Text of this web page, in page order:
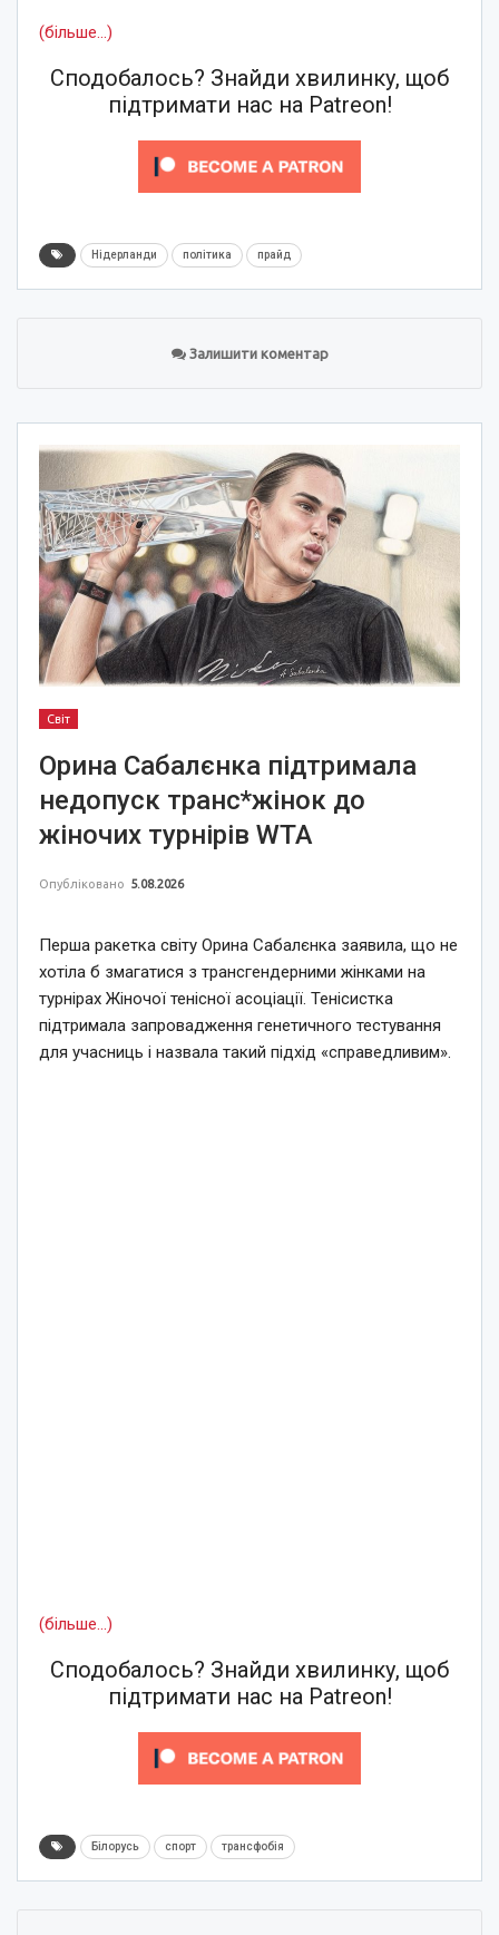
(більше…)
Сподобалось? Знайди хвилинку, щоб
підтримати нас на Patreon!
Нідерланди політика прайд
Залишити коментар
Світ
Орина Сабалєнка підтримала
недопуск транс*жінок до
жіночих турнірів WTA
Опубліковано 5.08.2026
Перша ракетка світу Орина Сабалєнка заявила, що не
хотіла б змагатися з трансгендерними жінками на
турнірах Жіночої тенісної асоціації. Тенісистка
підтримала запровадження генетичного тестування
для учасниць і назвала такий підхід «справедливим».
(більше…)
Сподобалось? Знайди хвилинку, щоб
підтримати нас на Patreon!
Білорусь спорт трансфобія